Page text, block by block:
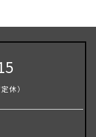
休）